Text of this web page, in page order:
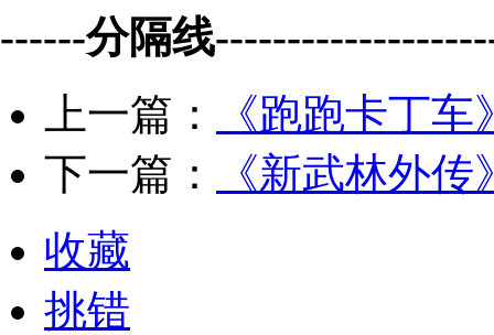
------分隔线
上一篇：
《跑跑卡丁
下一篇：
《新武林外
收藏
挑错